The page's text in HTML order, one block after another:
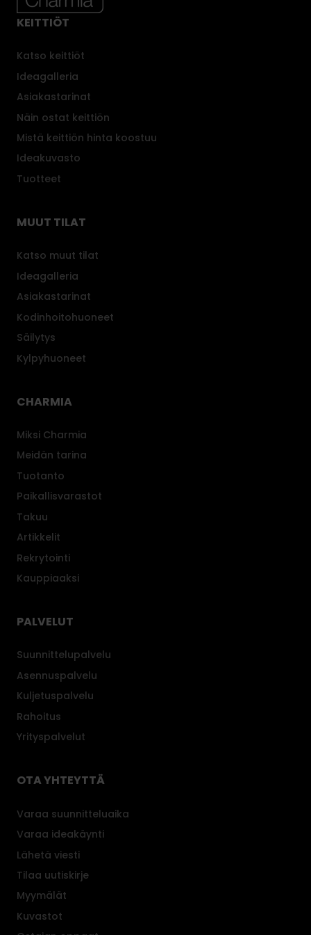
KEITTIÖT
Katso keittiöt
Ideagalleria
Asiakastarinat
Näin ostat keittiön
Mistä keittiön hinta koostuu
Ideakuvasto
Tuotteet
MUUT TILAT
Katso muut tilat
Ideagalleria
Asiakastarinat
Kodinhoitohuoneet
Säilytys
Kylpyhuoneet
CHARMIA
Miksi Charmia
Meidän tarina
Tuotanto
Paikallisvarastot
Takuu
Artikkelit
Rekrytointi
Kauppiaaksi
PALVELUT
Suunnittelupalvelu
Asennuspalvelu
Kuljetuspalvelu
Rahoitus
Yrityspalvelut
OTA YHTEYTTÄ
Varaa suunnitteluaika
Varaa ideakäynti
Lähetä viesti
Tilaa uutiskirje
Myymälät
Kuvastot